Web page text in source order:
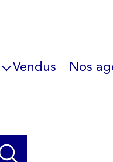
Vendus Nos